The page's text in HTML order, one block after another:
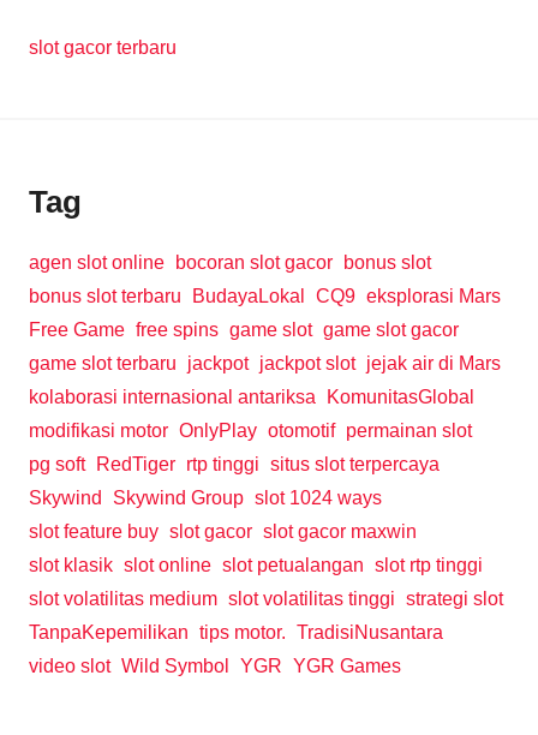
slot gacor terbaru
Tag
agen slot online bocoran slot gacor
bonus slot
bonus slot terbaru
BudayaLokal CQ9 eksplorasi Mars
Free Game free spins game slot game slot gacor
game slot terbaru
jackpot jackpot slot jejak air di Mars
kolaborasi internasional antariksa
KomunitasGlobal
modifikasi motor OnlyPlay otomotif permainan slot
pg soft
RedTiger rtp tinggi situs slot terpercaya
Skywind
Skywind Group slot 1024 ways
slot feature buy slot gacor slot gacor maxwin
slot klasik slot online slot petualangan slot rtp tinggi
slot volatilitas medium slot volatilitas tinggi strategi slot
TanpaKepemilikan tips motor. TradisiNusantara
video slot Wild Symbol YGR YGR Games